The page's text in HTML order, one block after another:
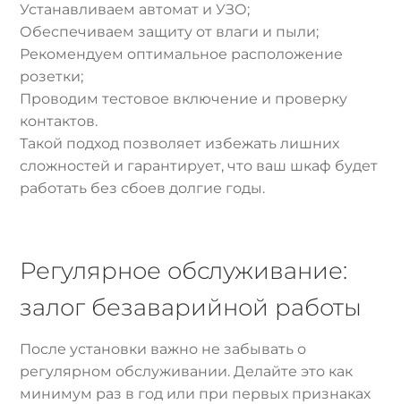
Устанавливаем автомат и УЗО;
Обеспечиваем защиту от влаги и пыли;
Рекомендуем оптимальное расположение
розетки;
Проводим тестовое включение и проверку
контактов.
Такой подход позволяет избежать лишних
сложностей и гарантирует, что ваш шкаф будет
работать без сбоев долгие годы.
Регулярное обслуживание:
залог безаварийной работы
После установки важно не забывать о
регулярном обслуживании. Делайте это как
минимум раз в год или при первых признаках